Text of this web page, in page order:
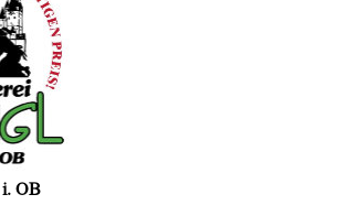
i. OB